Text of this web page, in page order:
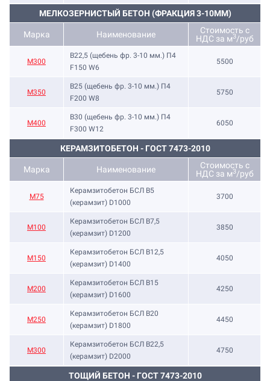
МЕЛКОЗЕРНИСТЫЙ БЕТОН (ФРАКЦИЯ 3-10ММ)
Марка Наименование
Стоимость с
НДС за м3/руб
М300
B22,5 (щебень фр. 3-10 мм.) П4
F150 W6
5500
М350
B25 (щебень фр. 3-10 мм.) П4
F200 W8
5750
М400
B30 (щебень фр. 3-10 мм.) П4
F300 W12
6050
КЕРАМЗИТОБЕТОН - ГОСТ 7473-2010
Марка Наименование
Стоимость с
НДС за м3/руб
М75
Керамзитобетон БСЛ В5
(керамзит) D1000
3700
М100
Керамзитобетон БСЛ В7,5
(керамзит) D1200
3850
М150
Керамзитобетон БСЛ В12,5
(керамзит) D1400
4050
М200
Керамзитобетон БСЛ В15
(керамзит) D1600
4250
М250
Керамзитобетон БСЛ В20
(керамзит) D1800
4450
М300
Керамзитобетон БСЛ В22,5
(керамзит) D2000
4750
ТОЩИЙ БЕТОН - ГОСТ 7473-2010